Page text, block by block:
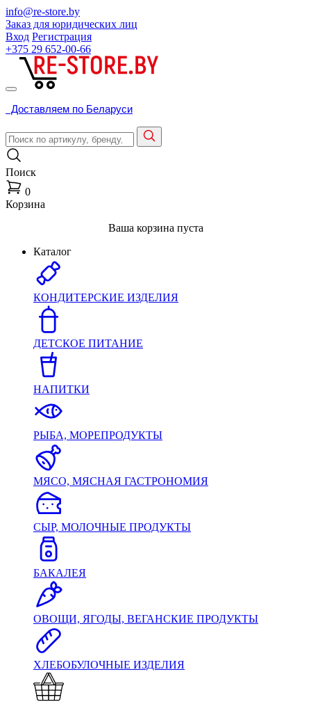
info@re-store.by
Заказ для юридических лиц
Вход Регистрация
+375 29 652-00-66
Доставляем по Беларуси
Поиск
0
Корзина
Ваша корзина пуста
Каталог
КОНДИТЕРСКИЕ ИЗДЕЛИЯ
ДЕТСКОЕ ПИТАНИЕ
НАПИТКИ
РЫБА, МОРЕПРОДУКТЫ
МЯСО, МЯСНАЯ ГАСТРОНОМИЯ
СЫР, МОЛОЧНЫЕ ПРОДУКТЫ
БАКАЛЕЯ
ОВОЩИ, ЯГОДЫ, ВЕГАНСКИЕ ПРОДУКТЫ
ХЛЕБОБУЛОЧНЫЕ ИЗДЕЛИЯ